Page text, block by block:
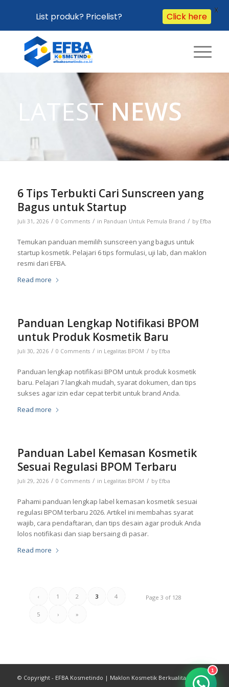
LATEST NEWS
6 Tips Terbukti Cari Sunscreen yang
Bagus untuk Startup
Juli 31, 2026 / 0 Comments / in Panduan Untuk Pemula Brand / by Efba
Temukan panduan memilih sunscreen yang bagus untuk
startup kosmetik. Pelajari 6 tips formulasi, uji lab, dan maklon
resmi dari EFBA.
Read more
Panduan Lengkap Notifikasi BPOM
untuk Produk Kosmetik Baru
Juli 30, 2026 / 0 Comments / in Legalitas BPOM / by Efba
Panduan lengkap notifikasi BPOM untuk produk kosmetik
baru. Pelajari 7 langkah mudah, syarat dokumen, dan tips
sukses agar izin edar cepat terbit untuk brand Anda.
Read more
Panduan Label Kemasan Kosmetik
Sesuai Regulasi BPOM Terbaru
Juli 29, 2026 / 0 Comments / in Legalitas BPOM / by Efba
Pahami panduan lengkap label kemasan kosmetik sesuai
regulasi BPOM terbaru 2026. Artikel ini membahas syarat
wajib, cara pendaftaran, dan tips desain agar produk Anda
lolos notifikasi dan siap bersaing di pasar.
Read more
Page 3 of 128
‹ 1 2 3 4
5 › »
© Copyright - EFBA Kosmetindo | Maklon Kosmetik Berkualitas
1
List produk? Pricelist? Click here
X